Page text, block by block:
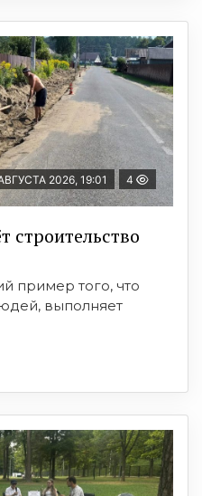
2026, 19:01 4
строительство
пример того, что
выполняет